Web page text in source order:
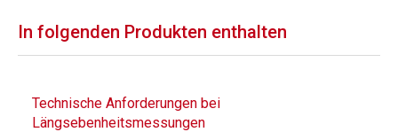
In folgenden Produkten enthalten
Technische Anforderungen bei
Längsebenheitsmessungen